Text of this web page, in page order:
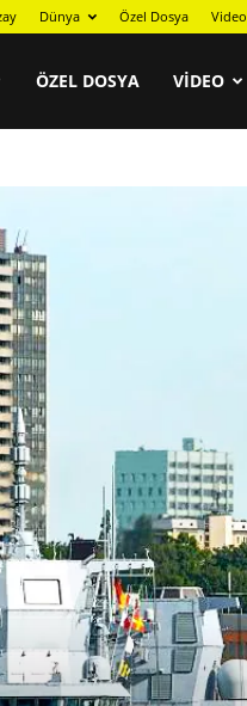
Dünya Özel Dosya Video
ÖZEL DOSYA VIDEO